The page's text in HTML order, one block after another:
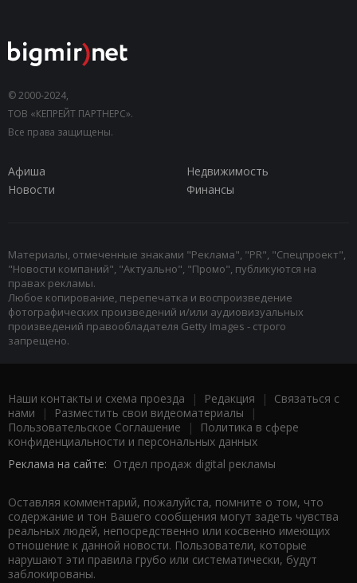
© 2000-2024,
ТОВ «КЕПРЕЙТ ПАРТНЕРС».
Все права защищены.
Афиша
Недвижимость
Новости
Финансы
Материалы, отмеченные знаками "Реклама", "PR", "Спецпроект",
"Новости компаний", "Актуально", "Промо", публикуются на
правах рекламы.
Любое копирование, перепечатка и воспроизведение
фотографических произведений и/или аудиовизуальных
произведений правообладателя Getty Images - строго
запрещено.
Наши контакты и схема проезда | Редакция | Связаться с
нами | Разместить свои видеоматериалы |
Пользовательское Соглашение |
Политика в сфере
конфиденциальности и персональных данных
Реклама на сайте: Отдел продаж digital рекламы
Оставляя комментарий, пожалуйста, помните о том, что
содержание и тон Вашего сообщения могут задеть чувства
реальных людей, непосредственно или косвенно имеющих
отношение к данной новости. Пользователи, которые
нарушают эти правила грубо или систематически, будут
заблокированы.